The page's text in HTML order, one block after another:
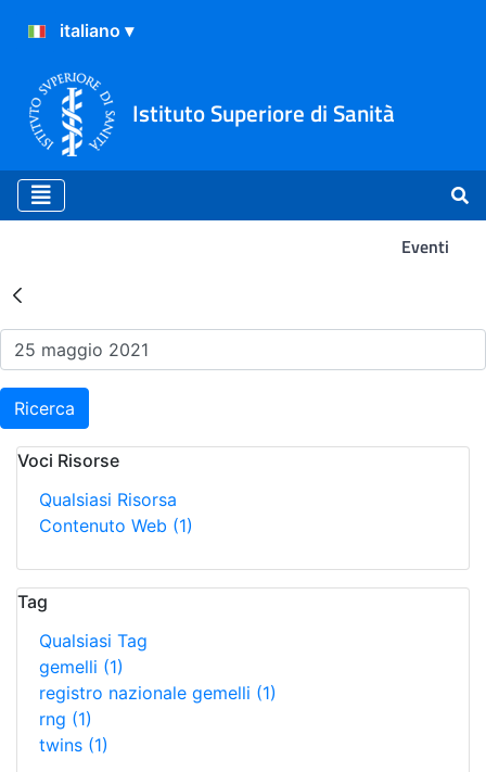
Istituto Superiore di Sanità
Eventi
Risultati della Ricerca -
Ricerca
Voci Risorse
Qualsiasi Risorsa
Contenuto Web (1)
Tag
Qualsiasi Tag
gemelli (1)
registro nazionale gemelli (1)
rng (1)
twins (1)